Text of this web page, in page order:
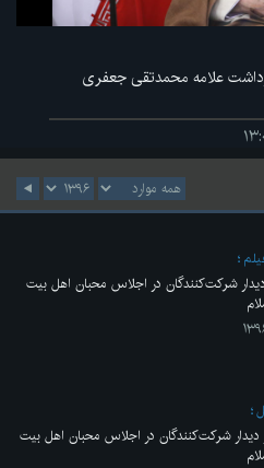
علامه محمدتقی جعفری
شرکت‌کنندگان در اجلاس محبان اهل بیت
دیدار شرکت‌کنندگان در اجلاس محبان اهل بیت